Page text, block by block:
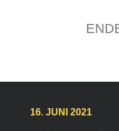
16. JUNI 2021